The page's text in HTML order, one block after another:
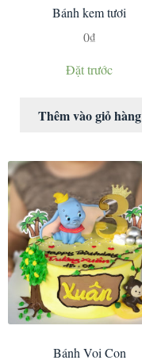
Bánh kem tươi
0₫
Đặt trước
Thêm vào giỏ hàng
Bánh Voi Con